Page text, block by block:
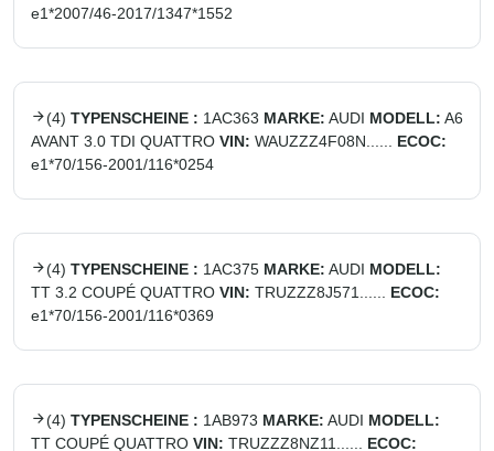
e1*2007/46-2017/1347*1552
(4) TYPENSCHEINE : 1AC363 MARKE: AUDI MODELL: A6
AVANT 3.0 TDI QUATTRO VIN: WAUZZZ4F08N......
ECOC:
e1*70/156-2001/116*0254
(4) TYPENSCHEINE : 1AC375 MARKE: AUDI MODELL:
TT 3.2 COUPÉ QUATTRO VIN: TRUZZZ8J571......
ECOC:
e1*70/156-2001/116*0369
(4) TYPENSCHEINE : 1AB973 MARKE: AUDI MODELL:
TT COUPÉ QUATTRO VIN: TRUZZZ8NZ11......
ECOC: